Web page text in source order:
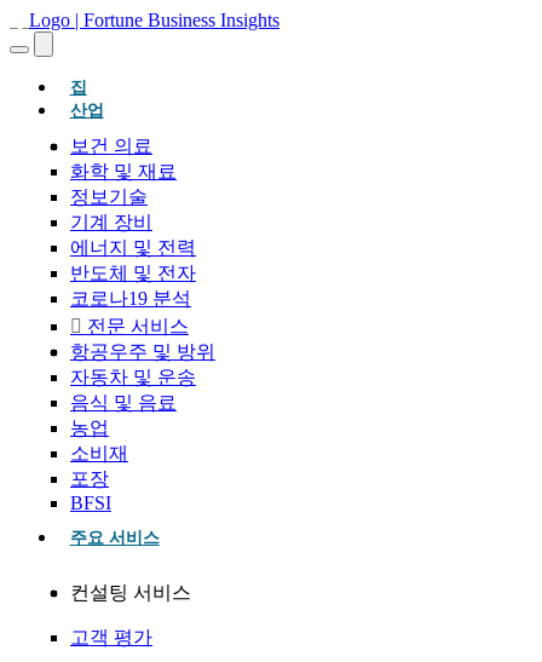
집(현재의)
산업
보건 의료
화학 및 재료
정보기술
기계 장비
에너지 및 전력
반도체 및 전자
코로나19 분석
전문 서비스
항공우주 및 방위
자동차 및 운송
음식 및 음료
농업
소비재
포장
BFSI
주요 서비스
컨설팅 서비스
고객 평가